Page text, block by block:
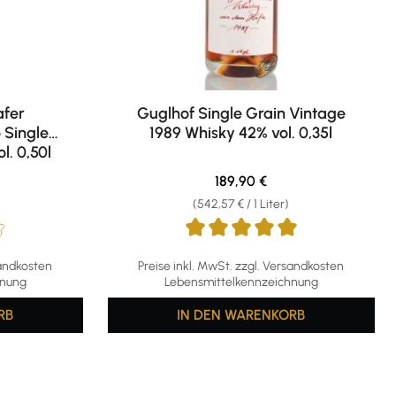
Single
0,50l
Guglhof Single Grain Vintage
1989 Whisky 42% vol. 0,35l
Preise inkl. MwSt. zzgl. Versandkosten
Lebensmittelkennzeichnung
(542,57 € / 1 Liter)
Regulärer Preis:
189,90 €
IN DEN WARENKORB